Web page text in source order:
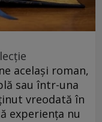
același roman,
sau într-una
vreodată în
experiența nu